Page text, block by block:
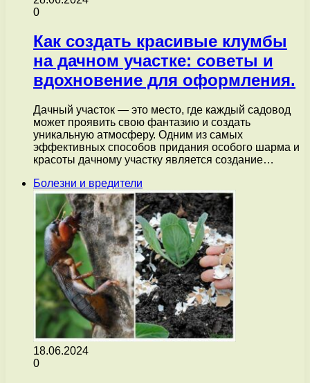
0
Как создать красивые клумбы
на дачном участке: советы и
вдохновение для оформления.
Дачный участок — это место, где каждый садовод
может проявить свою фантазию и создать
уникальную атмосферу. Одним из самых
эффективных способов придания особого шарма и
красоты дачному участку является создание…
Болезни и вредители
18.06.2024
0